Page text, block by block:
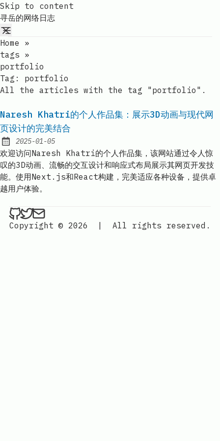
Skip to content
寻岳的网络日志
Home
»
tags »
portfolio
Tag: portfolio
All the articles with the tag "portfolio".
Naresh Khatri的个人作品集：展示3D动画与现代网
页设计的完美结合
Published:
2025-01-05
欢迎访问Naresh Khatri的个人作品集，该网站通过令人惊
叹的3D动画、流畅的交互设计和响应式布局展示其网页开发技
能。使用Next.js和React构建，完美适应各种设备，提供卓
越用户体验。
ethan4768 on Github
ethan4768 on Twitter
Send an email to
Copyright © 2026
| All rights reserved.